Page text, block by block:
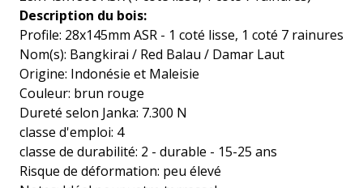
Description du bois:
Profile: 28x145mm ASR - 1 coté lisse, 1 coté 7 rainures
Nom(s): Bangkirai / Red Balau / Damar Laut
Origine: Indonésie et Maleisie
Couleur: brun rouge
Dureté selon Janka: 7.300 N
classe d'emploi: 4
classe de durabilité: 2 - durable - 15-25 ans
Risque de déformation: peu élevé